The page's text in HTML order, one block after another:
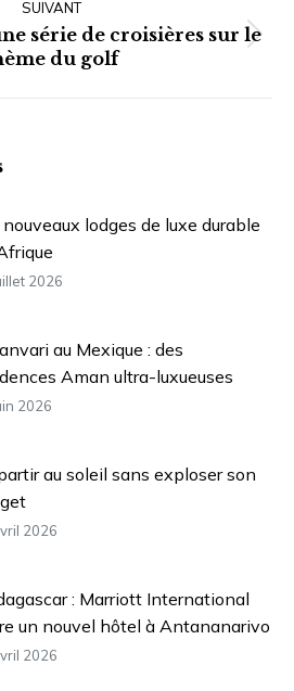
SUIVANT
Article
suivant
série de croisières sur le
du golf
nouveaux lodges de luxe durable
2026
au Mexique : des
Aman ultra-luxueuses
2026
au soleil sans exploser son
2026
: Marriott International
un nouvel hôtel à Antananarivo
2026